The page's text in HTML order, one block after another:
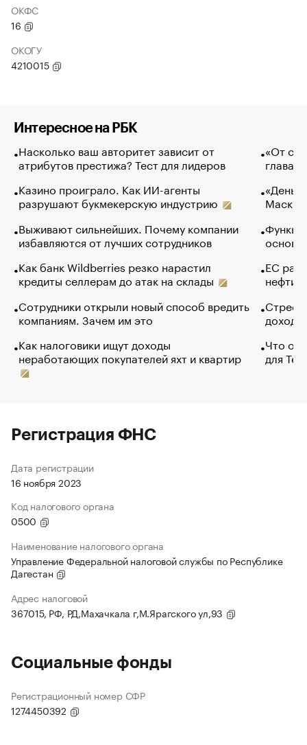
ОКФС
16
ОКОГУ
4210015
Интересное на РБК
Насколько ваш авторитет зависит от
атрибутов престижа? Тест для лидеров
Казино проиграло. Как ИИ-агенты
разрушают букмекерскую индустрию
Выживают сильнейших. Почему компании
избавляются от лучших сотрудников
Как банк Wildberries резко нарастил
кредиты селлерам до атак на склады
Сотрудники открыли новый способ вредить
компаниям. Зачем им это
Как налоговики ищут доходы
неработающих покупателей яхт и квартир
«От
глава
Маск в
основ
ЕС
нефти
Что
для
Регистрация ФНС
Дата регистрации
16 ноября 2023
Код налогового органа
0500
Наименование налогового органа
Управление Федеральной налоговой службы по Республике
Дагестан
Адрес налоговой
367015, РФ, РД,Махачкала г,М.Ярагского ул,93
Социальные фонды
Регистрационный номер СФР
1274450392